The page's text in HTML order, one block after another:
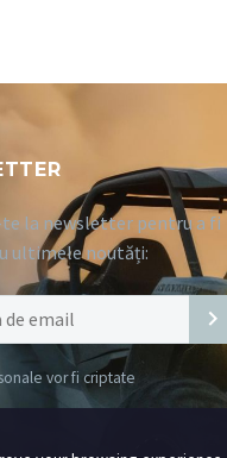
la newsletter pentru a fi
ultimele noutăți:
vor fi criptate